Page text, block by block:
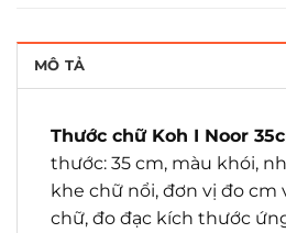
MÔ TẢ
Thước chữ Koh I Noor
thước: 35 cm, màu khói,
khe chữ nổi, đơn vị đo cm
chữ, đo đạc kích thước